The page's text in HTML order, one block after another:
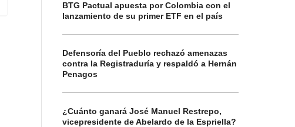
BTG Pactual apuesta por Colombia con el
lanzamiento de su primer ETF en el país
Defensoría del Pueblo rechazó amenazas
contra la Registraduría y respaldó a Hernán
Penagos
¿Cuánto ganará José Manuel Restrepo,
vicepresidente de Abelardo de la Espriella?